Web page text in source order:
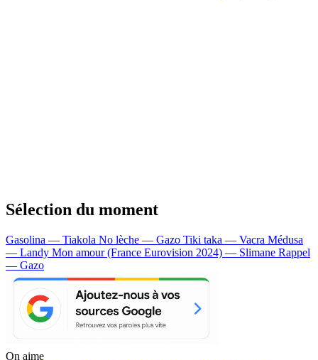
Sélection du moment
Gasolina — Tiakola No lèche — Gazo Tiki taka — Vacra Médusa
— Landy Mon amour (France Eurovision 2024) — Slimane Rappel
— Gazo
On aime